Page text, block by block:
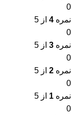
0
نمره 4 از 5
0
نمره 3 از 5
0
نمره 2 از 5
0
نمره 1 از 5
0